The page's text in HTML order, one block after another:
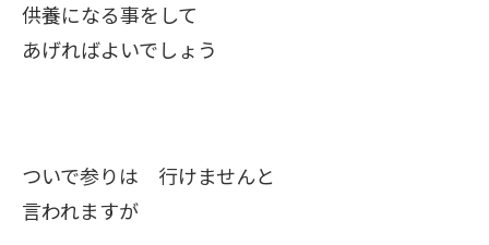
供養になる事をして
あげればよいでしょう
ついで参りは 行けませんと
言われますが